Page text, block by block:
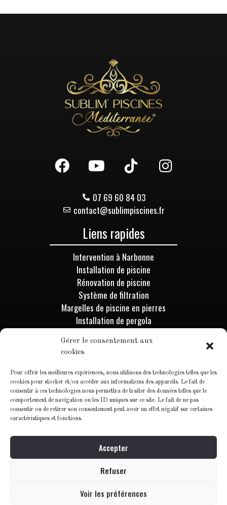
Gérer le consentement aux
cookies
Pour offrir les meilleures expériences, nous utilisons des technologies telles que les
cookies pour stocker et/ou accéder aux informations des appareils. Le fait de
consentir à ces technologies nous permettra de traiter des données telles que le
comportement de navigation ou les ID uniques sur ce site. Le fait de ne pas
consentir ou de retirer son consentement peut avoir un effet négatif sur certaines
caractéristiques et fonctions.
Accepter
Refuser
Voir les préférences
07 69 60 84 03
contact@sublimpiscines.fr
Liens rapides
Intervention à Narbonne
Installation de piscine
Rénovation de piscine
Système de filtration
Margelles de piscine en pierres
Installation de pergola
Mur de pierre
Informations
Contactez-nous
©2025, sublim’piscines tous droits réservés.